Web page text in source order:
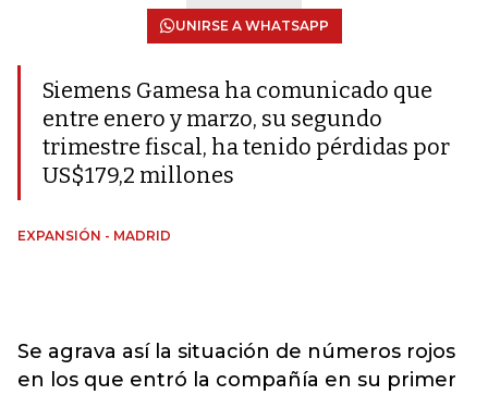
UNIRSE A WHATSAPP
Siemens Gamesa ha comunicado que
entre enero y marzo, su segundo
trimestre fiscal, ha tenido pérdidas por
US$179,2 millones
EXPANSIÓN - MADRID
Se agrava así la situación de números rojos
en los que entró la compañía en su primer